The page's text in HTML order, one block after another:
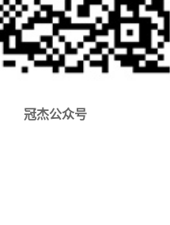
8045贴片晶振
AEK晶振
FRE-TECH晶振
冠杰公众号